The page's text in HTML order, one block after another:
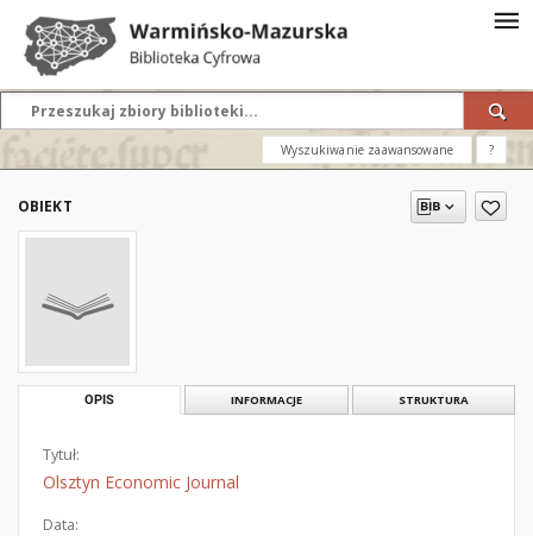
Wyszukiwanie zaawansowane ?
OBIEKT
OPIS INFORMACJE STRUKTURA
Tytuł:
Olsztyn Economic Journal
Data: